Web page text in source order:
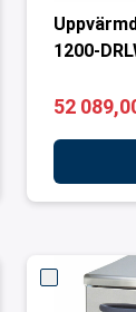
1200-
52